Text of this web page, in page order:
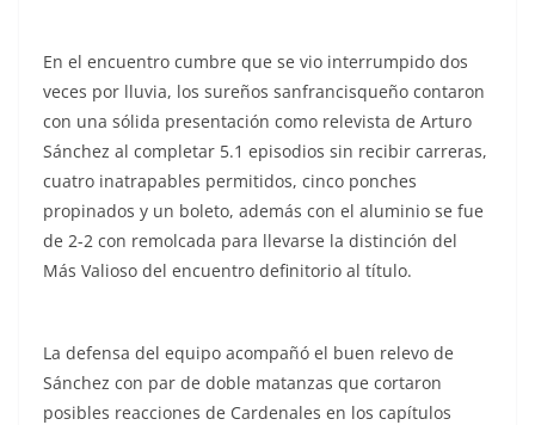
En el encuentro cumbre que se vio interrumpido dos
veces por lluvia, los sureños sanfrancisqueño contaron
con una sólida presentación como relevista de Arturo
Sánchez al completar 5.1 episodios sin recibir carreras,
cuatro inatrapables permitidos, cinco ponches
propinados y un boleto, además con el aluminio se fue
de 2-2 con remolcada para llevarse la distinción del
Más Valioso del encuentro definitorio al título.
La defensa del equipo acompañó el buen relevo de
Sánchez con par de doble matanzas que cortaron
posibles reacciones de Cardenales en los capítulos